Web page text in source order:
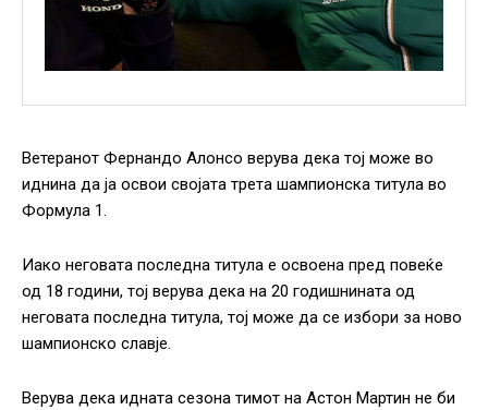
Ветеранот Фернандо Алонсо верува дека тој може во
иднина да ја освои својата трета шампионска титула во
Формула 1.
Иако неговата последна титула е освоена пред повеќе
од 18 години, тој верува дека на 20 годишнината од
неговата последна титула, тој може да се избори за ново
шампионско славје.
Верува дека идната сезона тимот на Астон Мартин не би